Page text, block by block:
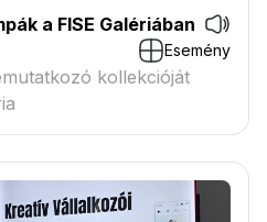
a FISE Galériában
Esemény
kollekcióját